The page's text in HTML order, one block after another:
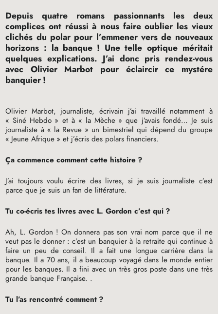
Depuis quatre romans passionnants les deux
complices ont réussi à nous faire oublier les vieux
clichés du polar pour l’emmener vers de nouveaux
horizons : la banque ! Une telle optique méritait
quelques explications. J’ai donc pris rendez-vous
avec Olivier Marbot pour éclaircir ce mystére
banquier!
Olivier Marbot, journaliste, écrivain j’ai travaillé notamment à
« Siné Hebdo » et à « la Mèche » que j’avais fondé… Je suis
journaliste à « la Revue » un bimestriel qui dépend du groupe
« Jeune Afrique » et j’écris des polars financiers.
Ça commence comment cette histoire ?
J’ai toujours voulu écrire des livres, si je suis journaliste c’est
parce que je suis un fan de littérature.
Tu co-écris tes livres avec L. Gordon c’est qui ?
Ah, L. Gordon ! On donnera pas son vrai nom parce que il ne
veut pas le donner : c’est un banquier à la retraite qui continue à
faire un peu de conseil. Il a fait une longue carrière dans la
banque. Il a 70 ans, il a beaucoup voyagé dans le monde entier
pour les banques. Il a fini avec un très gros poste dans une très
grande banque Française. .
Tu l’as rencontré comment ?